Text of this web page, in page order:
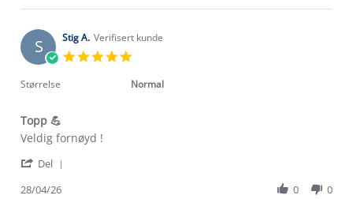
Lise
on
4
Jun
S Stig A. Verifisert kunde
rating
Størrelse Normal
Topp 💪
Review
Stig
on
review
Topp
Veldig fornøyd !
Del
28/04/26 0 0
Verdigrunnlag